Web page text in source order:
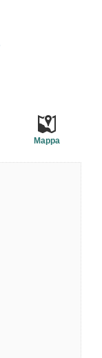
Mappa